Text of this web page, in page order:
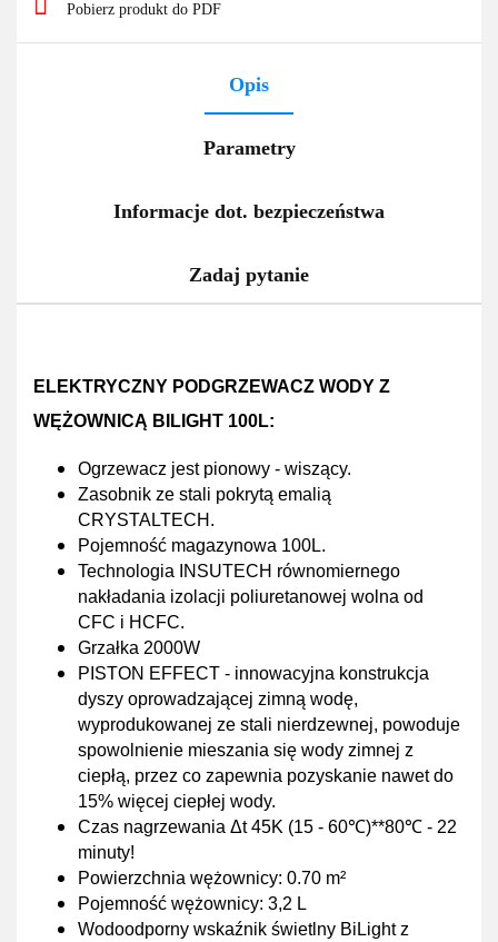
Pobierz produkt do PDF
Opis
Parametry
Informacje dot. bezpieczeństwa
Zadaj pytanie
ELEKTRYCZNY PODGRZEWACZ WODY Z
WĘŻOWNICĄ BILIGHT 100L:
Ogrzewacz jest pionowy - wiszący.
Zasobnik ze stali pokrytą emalią
CRYSTALTECH.
Pojemność magazynowa 100L.
Technologia INSUTECH równomiernego
nakładania izolacji poliuretanowej wolna od
CFC i HCFC.
Grzałka 2000W
PISTON EFFECT - innowacyjna konstrukcja
dyszy oprowadzającej zimną wodę,
wyprodukowanej ze stali nierdzewnej, powoduje
spowolnienie mieszania się wody zimnej z
ciepłą, przez co zapewnia pozyskanie nawet do
15% więcej ciepłej wody.
Czas nagrzewania Δt 45K (15 - 60℃)**80℃ - 22
minuty!
Powierzchnia wężownicy: 0.70 m²
Pojemność wężownicy: 3,2 L
Wodoodporny wskaźnik świetlny BiLight z